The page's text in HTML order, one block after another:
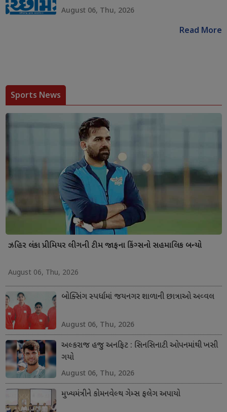
August 06, Thu, 2026
Read More
Sports News
ઝહિર લંકા પ્રીમિયર લીગની ટીમ જાફના કિંગ્સનો સહમાલિક બન્યો
August 06, Thu, 2026
બોક્સિંગ સ્પર્ધામાં જયનગર શાળાની છાત્રાઓ અવ્વલ
August 06, Thu, 2026
અલ્કરાજ હજુ અનફિટ : સિનસિનાટી ઓપનમાંથી ખસી
ગયો
August 06, Thu, 2026
મુખ્યમંત્રીને કોમનવેલ્થ ગેમ્સ ફલેગ અપાયો